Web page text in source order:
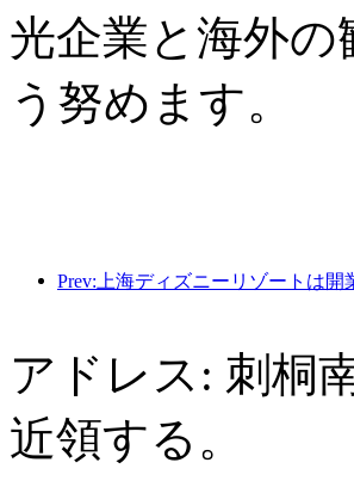
光企業と海外
う努めます。
アドレス: 刺桐
近領する。